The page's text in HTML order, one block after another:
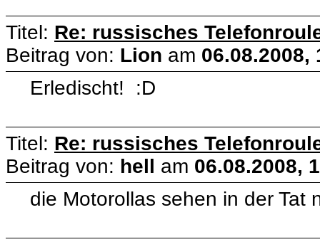
Titel: Re: russisches
Beitrag von: Lion am 06.08.2008,
Erledischt! :D
Titel: Re: russisches
Beitrag von: hell am 06.08.2008,
die Motorollas sehen in der Tat